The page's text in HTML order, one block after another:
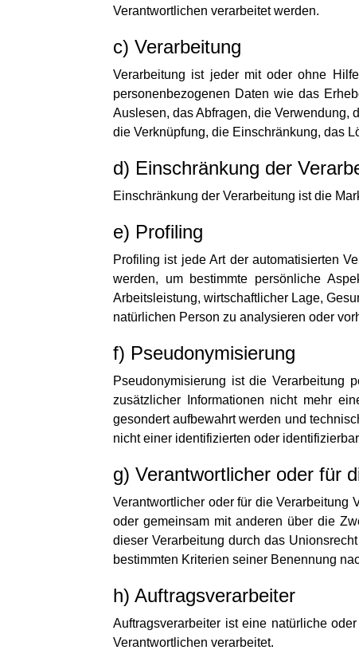
Verantwortlichen verarbeitet werden.
c) Verarbeitung
Verarbeitung ist jeder mit oder ohne
personenbezogenen Daten wie das
Auslesen, das Abfragen, die Verwendung,
die Verknüpfung, die Einschränkung, das
d) Einschränkung der
Einschränkung der Verarbeitung ist die
e) Profiling
Profiling ist jede Art der automatisierten
werden, um bestimmte persönliche
Arbeitsleistung, wirtschaftlicher Lage,
natürlichen Person zu analysieren oder
f) Pseudonymisierung
Pseudonymisierung ist die Verarbeitung
zusätzlicher Informationen nicht mehr
gesondert aufbewahrt werden und
nicht einer identifizierten oder
g) Verantwortlicher oder für
Verantwortlicher oder für die Verarbeitung
oder gemeinsam mit anderen über die
dieser Verarbeitung durch das
bestimmten Kriterien seiner Benennung
h) Auftragsverarbeiter
Auftragsverarbeiter ist eine natürliche
Verantwortlichen verarbeitet.